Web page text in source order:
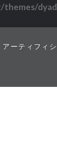
アーティフィ